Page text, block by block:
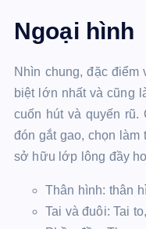
Ngoại hình
Nhìn chung, đặc
biệt lớn nhất và cũng
cuốn hút và quyến
đón gắt gao, chọn
sở hữu lớp lông đầy
Thân hình: thân
Tai và đuôi: Tai